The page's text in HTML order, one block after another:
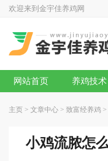
欢迎来到金宇佳养鸡网
网站首页 养鸡技术
主页 > 文章中心 > 致富经养鸡 >
小鸡流脓怎